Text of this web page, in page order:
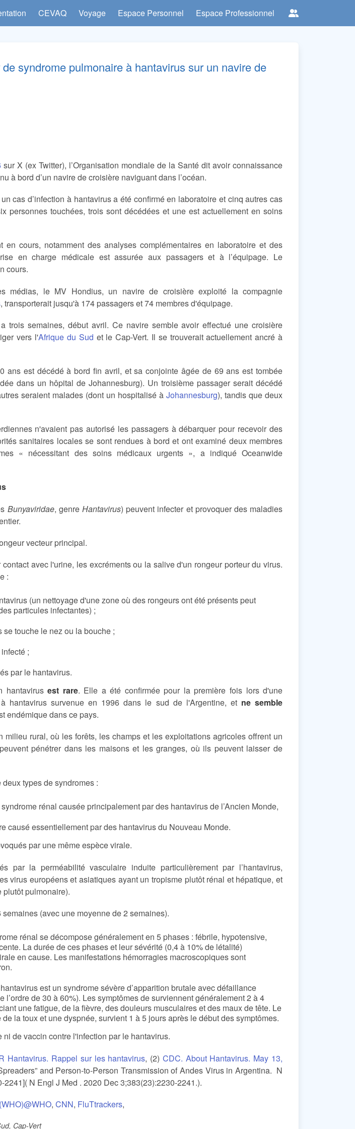
CEVAQ Voyage Espace Personnel Espace Professionnel
syndrome pulmonaire à hantavirus sur un navire de
sur X (ex Twitter), l’Organisation mondiale de la Santé dit avoir connaissance
à bord d’un navire de croisière naviguant dans l’océan.
cas d’infection à hantavirus a été confirmé en laboratoire et cinq autres cas
personnes touchées, trois sont décédées et une est actuellement en soins
en cours, notamment des analyses complémentaires en laboratoire et des
en charge médicale est assurée aux passagers et à l’équipage. Le
cours.
médias, le MV Hondius, un navire de croisière exploité la compagnie
, transporterait jusqu'à 174 passagers et 74 membres d'équipage.
trois semaines, début avril. Ce navire semble avoir effectué une croisière
vers l'Afrique du Sud et le Cap-Vert. Il se trouverait actuellement ancré à
ans est décédé à bord fin avril, et sa conjointe âgée de 69 ans est tombée
dans un hôpital de Johannesburg). Un troisième passager serait décédé
seraient malades (dont un hospitalisé àJohannesburg), tandis que deux
n'avaient pas autorisé les passagers à débarquer pour recevoir des
sanitaires locales se sont rendues à bord et ont examiné deux membres
« nécessitant des soins médicaux urgents », a indiqué Oceanwide
Bunyaviridae, genre Hantavirus) peuvent infecter et provoquer des maladies
vecteur principal.
avec l'urine, les excréments ou la salive d'un rongeur porteur du virus.
:
(un nettoyage d'une zone où des rongeurs ont été présents peut
particules infectantes) ;
touche le nez ou la bouche ;
;
par le hantavirus.
hantavirusest rare. Elle a été confirmée pour la première fois lors d'une
hantavirus survenue en 1996 dans le sud de l'Argentine, et ne semble
endémique dans ce pays.
milieu rural, où les forêts, les champs et les exploitations agricoles offrent un
pénétrer dans les maisons et les granges, où ils peuvent laisser de
types de syndromes :
rénal causée principalement par des hantavirus de l’Ancien Monde,
causé essentiellement par des hantavirus du Nouveau Monde.
par une même espèce virale.
par la perméabilité vasculaire induite particulièrement par l’hantavirus,
virus européens et asiatiques ayant un tropisme plutôt rénal et hépatique, et
pulmonaire).
(avec une moyenne de 2 semaines).
rénal se décompose généralement en 5 phases : fébrile, hypotensive,
La durée de ces phases et leur sévérité (0,4 à 10% de létalité)
en cause. Les manifestations hémorragies macroscopiques sont
est un syndrome sévère d’apparition brutale avec défaillance
l’ordre de 30 à 60%). Les symptômes de surviennent généralement 2 à 4
une fatigue, de la fièvre, des douleurs musculaires et des maux de tête. Le
la toux et une dyspnée, survient 1 à 5 jours après le début des symptômes.
de vaccin contre l'infection par le hantavirus.
Hantavirus. Rappel sur les hantavirus, (2) CDC. About Hantavirus. May 13,
and Person-to-Person Transmission of Andes Virus in Argentina. N
N Engl J Med . 2020 Dec 3;383(23):2230-2241.).
,CNN, FluTtrackers,
Cap-Vert